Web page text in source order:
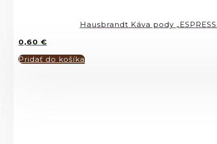
Hausbrandt Káva pody
0,60 €
Pridať do košíka